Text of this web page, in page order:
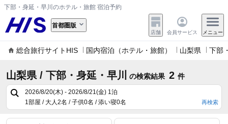
下部・身延・早川のホテル・旅館 宿泊予約
首都圏版
店舗 会員サービス メニュー
総合旅行サイトHIS 国内宿泊（ホテル・旅館） 山梨県 下部
山梨県 / 下部・身延・早川 の検索結果 2 件
2026/8/20(木) - 2026/8/21(金) 1泊
1部屋 / 大人2名 / 子供0名 / 添い寝0名
再検索